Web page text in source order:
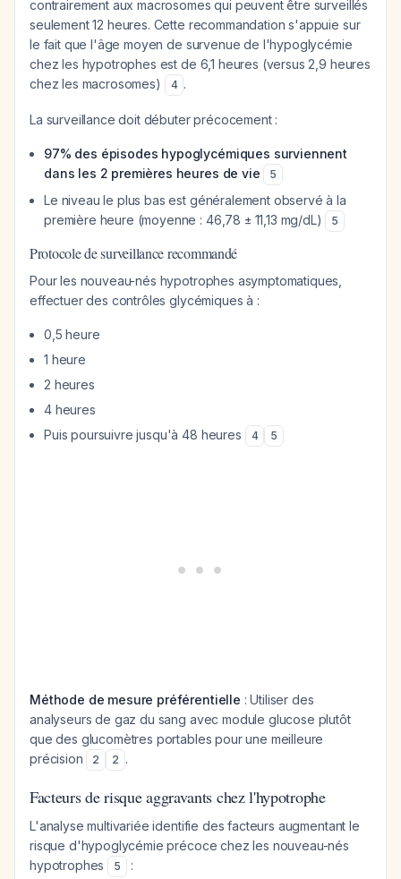
contrairement aux macrosomes qui peuvent être surveillés
seulement 12 heures. Cette recommandation s'appuie sur
le fait que l'âge moyen de survenue de l'hypoglycémie
chez les hypotrophes est de 6,1 heures (versus 2,9 heures
chez les macrosomes)
4 .
La surveillance doit débuter précocement :
97% des épisodes hypoglycémiques surviennent
dans les 2 premières heures de vie
5
Le niveau le plus bas est généralement observé à la
première heure (moyenne : 46,78 ± 11,13 mg/dL)
5
Protocole de surveillance recommandé
Pour les nouveau-nés hypotrophes asymptomatiques,
effectuer des contrôles glycémiques à :
0,5 heure
1 heure
2 heures
4 heures
Puis poursuivre jusqu'à 48 heures
4 5
Méthode de mesure préférentielle : Utiliser des
analyseurs de gaz du sang avec module glucose plutôt
que des glucomètres portables pour une meilleure
précision
2 2 .
Facteurs de risque aggravants chez l'hypotrophe
L'analyse multivariée identifie des facteurs augmentant le
risque d'hypoglycémie précoce chez les nouveau-nés
hypotrophes
5 :